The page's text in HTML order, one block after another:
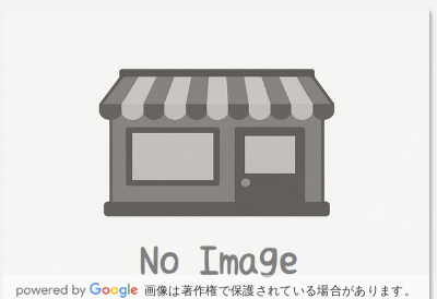
画像は著作権で保護されている場合があります。